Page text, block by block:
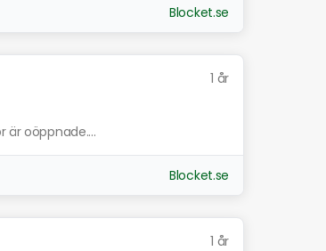
Blocket.se
1 år
är oöppnade....
Blocket.se
1 år